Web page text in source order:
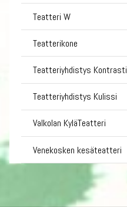
Teatteri W
Teatterikone
Teatteriyhdistys Kontrasti
Teatteriyhdistys Kulissi
Valkolan KyläTeatteri
Venekosken kesäteatteri